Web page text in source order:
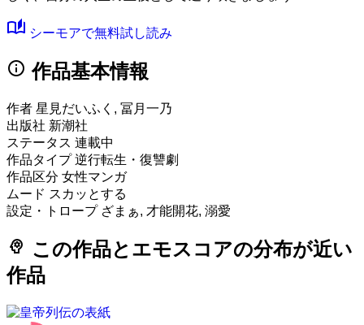
auto_stories シーモアで無料試し読み
info 作品基本情報
作者 星見だいふく, 冨月一乃
出版社 新潮社
ステータス 連載中
作品タイプ 逆行転生・復讐劇
作品区分 女性マンガ
ムード スカッとする
設定・トロープ ざまぁ, 才能開花, 溺愛
psychology この作品とエモスコアの分布が近い
作品